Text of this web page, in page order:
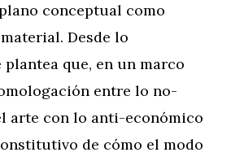
conceptual como
Desde lo
plantea que, en un marco
entre lo no-
arte con lo anti-económico
de cómo el modo